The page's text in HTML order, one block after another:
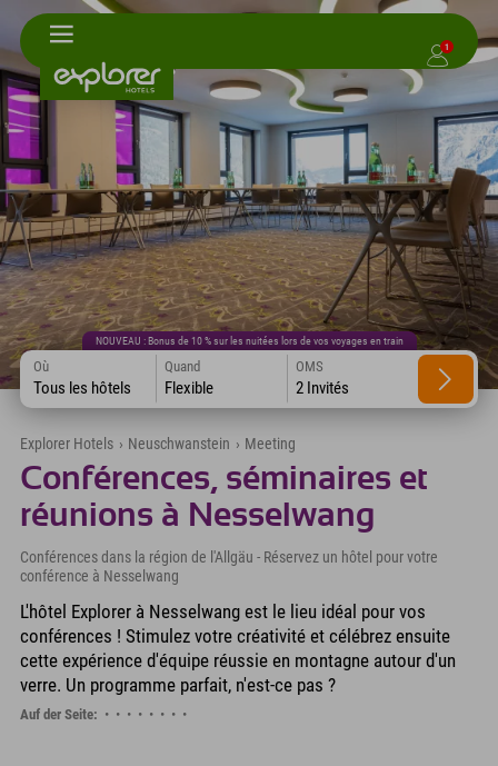
1
NOUVEAU : Bonus de 10 % sur les nuitées lors de vos voyages en train
Où
Tous les hôtels
Quand
Flexible
OMS
2 Invités
Explorer Hotels › Neuschwanstein › Meeting
Conférences, séminaires et
réunions à Nesselwang
Conférences dans la région de l'Allgäu - Réservez un hôtel pour votre
conférence à Nesselwang
L'hôtel Explorer à Nesselwang est le lieu idéal pour vos
conférences ! Stimulez votre créativité et célébrez ensuite
cette expérience d'équipe réussie en montagne autour d'un
verre. Un programme parfait, n'est-ce pas ?
Auf der Seite: